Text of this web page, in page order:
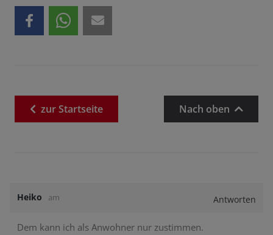
zurStartseite Nach oben
Heiko am Antworten
Dem kann ich als Anwohner nur zustimmen.